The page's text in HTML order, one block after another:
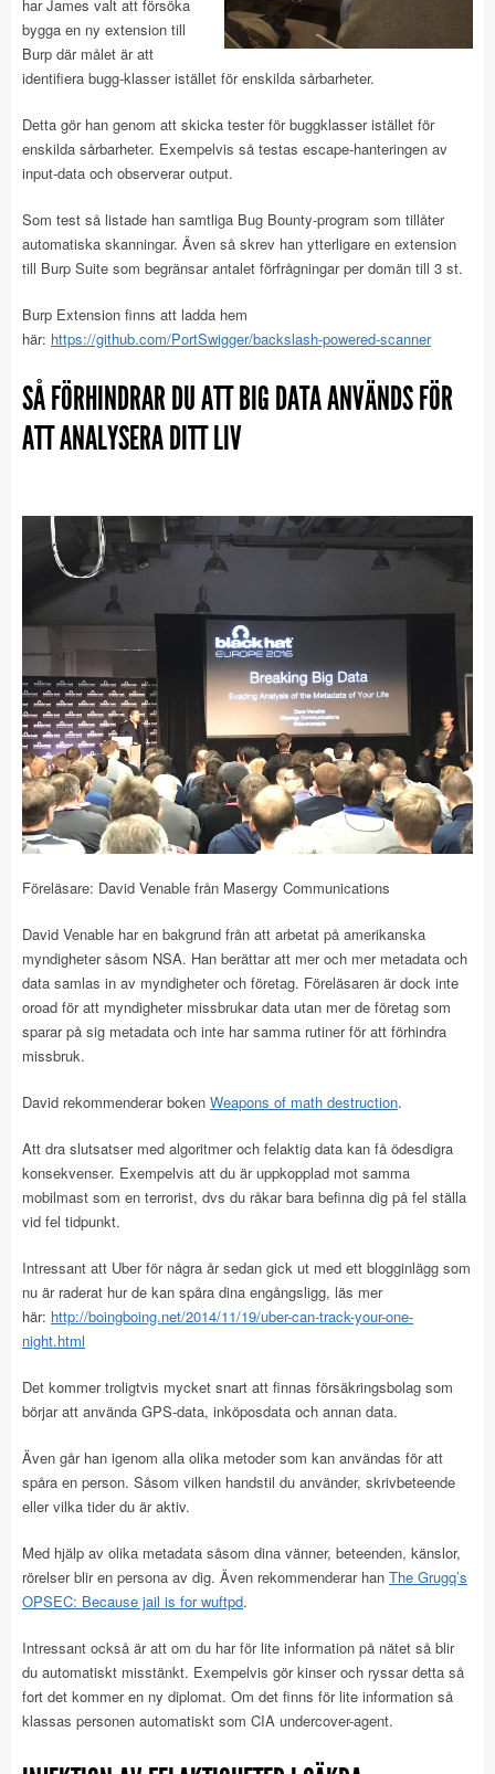
har James valt att försöka
bygga en ny extension till
Burp där målet är att
identifiera bugg-klasser istället för enskilda sårbarheter.
Detta gör han genom att skicka tester för buggklasser istället för
enskilda sårbarheter. Exempelvis så testas escape-hanteringen av
input-data och observerar output.
Som test så listade han samtliga Bug Bounty-program som tillåter
automatiska skanningar. Även så skrev han ytterligare en extension
till Burp Suite som begränsar antalet förfrågningar per domän till 3 st.
Burp Extension finns att ladda hem
här: https://github.com/PortSwigger/backslash-powered-scanner
SÅ FÖRHINDRAR DU ATT BIG DATA ANVÄNDS FÖR
ATT ANALYSERA DITT LIV
Föreläsare: David Venable från Masergy Communications
David Venable har en bakgrund från att arbetat på amerikanska
myndigheter såsom NSA. Han berättar att mer och mer metadata och
data samlas in av myndigheter och företag. Föreläsaren är dock inte
oroad för att myndigheter missbrukar data utan mer de företag som
sparar på sig metadata och inte har samma rutiner för att förhindra
missbruk.
David rekommenderar boken Weapons of math destruction.
Att dra slutsatser med algoritmer och felaktig data kan få ödesdigra
konsekvenser. Exempelvis att du är uppkopplad mot samma
mobilmast som en terrorist, dvs du råkar bara befinna dig på fel ställa
vid fel tidpunkt.
Intressant att Uber för några år sedan gick ut med ett blogginlägg som
nu är raderat hur de kan spåra dina engångsligg, läs mer
här: http://boingboing.net/2014/11/19/uber-can-track-your-one-
night.html
Det kommer troligtvis mycket snart att finnas försäkringsbolag som
börjar att använda GPS-data, inköposdata och annan data.
Även går han igenom alla olika metoder som kan användas för att
spåra en person. Såsom vilken handstil du använder, skrivbeteende
eller vilka tider du är aktiv.
Med hjälp av olika metadata såsom dina vänner, beteenden, känslor,
rörelser blir en persona av dig. Även rekommenderar han The Grugq’s
OPSEC: Because jail is for wuftpd.
Intressant också är att om du har för lite information på nätet så blir
du automatiskt misstänkt. Exempelvis gör kinser och ryssar detta så
fort det kommer en ny diplomat. Om det finns för lite information så
klassas personen automatiskt som CIA undercover-agent.